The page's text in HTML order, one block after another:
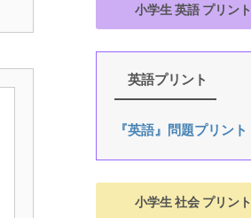
小学生 英語 プリント
英語プリント
『英語』問題プリント
小学生 社会 プリント